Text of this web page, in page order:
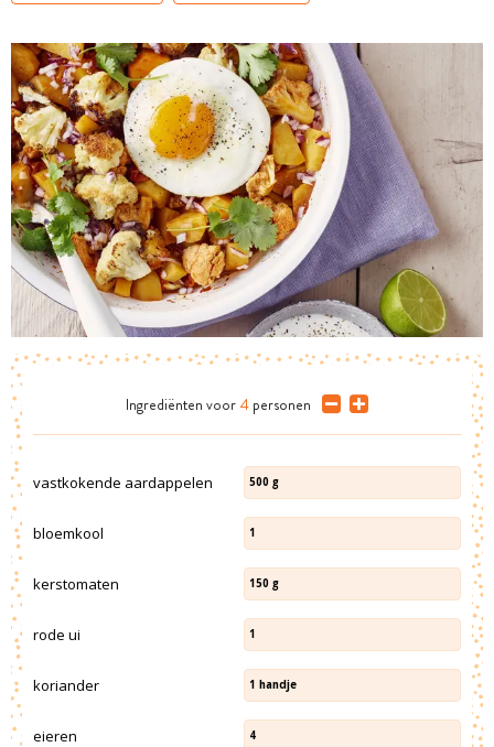
Ingrediënten voor 4 personen
vastkokende aardappelen 500 g
bloemkool 1
kerstomaten 150 g
rode ui 1
koriander 1 handje
eieren 4